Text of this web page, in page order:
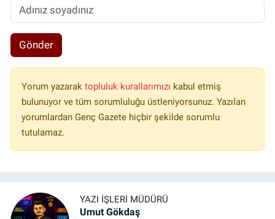
Gönder
Yorum yazarak topluluk kurallarımızı kabul etmiş
bulunuyor ve tüm sorumluluğu üstleniyorsunuz. Yazılan
yorumlardan Genç Gazete hiçbir şekilde sorumlu
tutulamaz.
YAZI İŞLERI MÜDÜRÜ
Umut Gökdaş